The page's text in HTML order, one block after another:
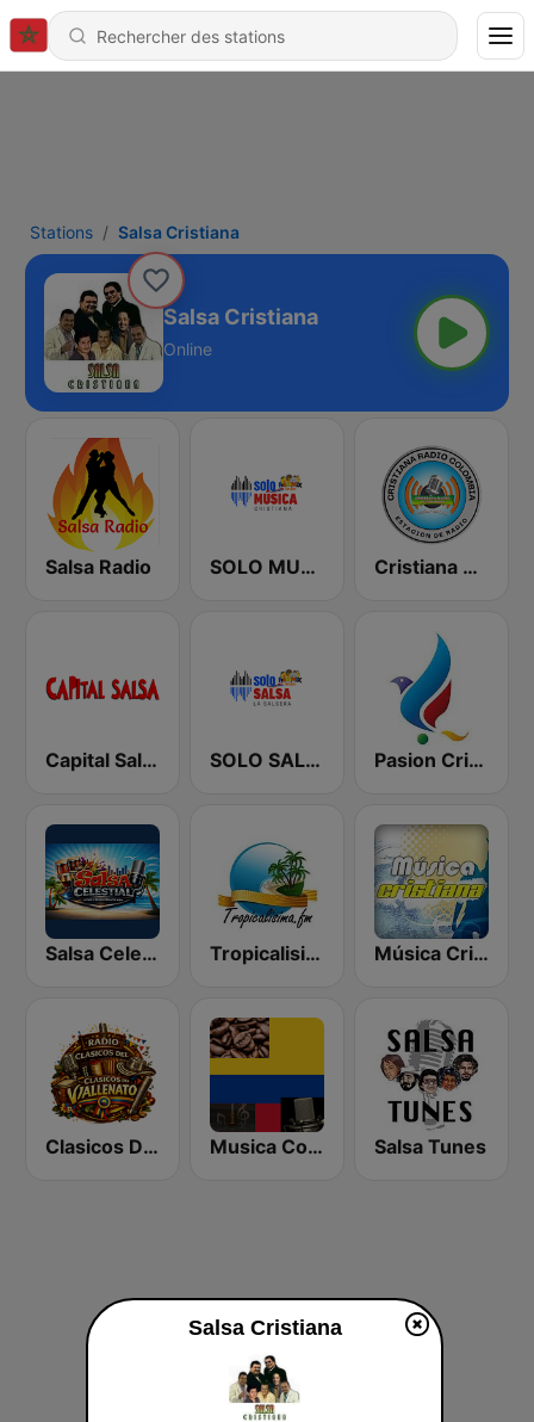
Stations Salsa Cristiana
Salsa Cristiana
Online
Salsa Radio SOLO MUSICA CRISTIANA Cristiana Radio
Capital Salsa SOLO SALSA Pasion Cristiana
Salsa Celestial Tropicalisima.fm - Salsa Música Cristiana
Clasicos Del Vallenato Musica Colombiana Mix Salsa Tunes
Salsa Cristiana